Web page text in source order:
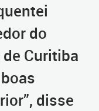
do
Curitiba
disse